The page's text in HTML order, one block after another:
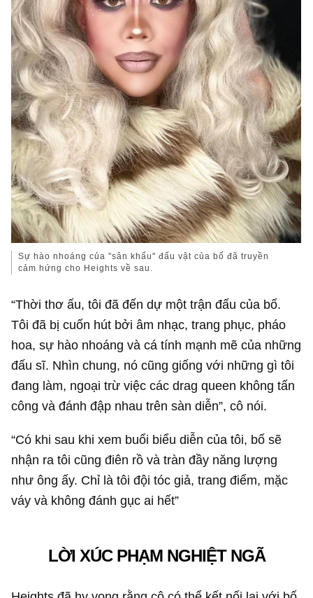
Sự hào nhoáng của "sân khấu" đấu vật của bố đã truyền
cảm hứng cho Heights về sau.
“Thời thơ ấu, tôi đã đến dự một trận đấu của bố.
Tôi đã bị cuốn hút bởi âm nhạc, trang phục, pháo
hoa, sự hào nhoáng và cá tính mạnh mẽ của những
đấu sĩ. Nhìn chung, nó cũng giống với những gì tôi
đang làm, ngoại trừ việc các drag queen không tấn
công và đánh đập nhau trên sàn diễn”, cô nói.
“Có khi sau khi xem buổi biểu diễn của tôi, bố sẽ
nhận ra tôi cũng điên rồ và tràn đầy năng lượng
như ông ấy. Chỉ là tôi đội tóc giả, trang điểm, mặc
váy và không đánh gục ai hết”
LỜI XÚC PHẠM NGHIỆT NGÃ